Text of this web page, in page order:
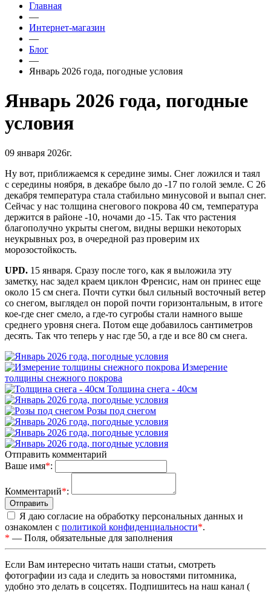
Главная
—
Интернет-магазин
—
Блог
—
Январь 2026 года, погодные условия
Январь 2026 года, погодные
условия
09 января 2026г.
Ну вот, приближаемся к середине зимы. Снег ложился и таял
с середины ноября, в декабре было до -17 по голой земле. С 26
декабря температура стала стабильно минусовой и выпал снег.
Сейчас у нас толщина снегового покрова 40 см, температура
держится в районе -10, ночами до -15. Так что растения
благополучно укрыты снегом, видны вершки некоторых
неукрывных роз, в очередной раз проверим их
морозостойкость.
UPD. 15 января. Сразу после того, как я выложила эту
заметку, нас задел краем циклон Френсис, нам он принес еще
около 15 см снега. Почти сутки был сильный восточный ветер
со снегом, выглядел он порой почти горизонтальным, в итоге
кое-где снег смело, а где-то сугробы стали намного выше
среднего уровня снега. Потом еще добавилось сантиметров
десять. Так что теперь у нас где 50, а где и все 80 см снега.
Измерение
толщины снежного покрова
Толщина снега - 40см
Розы под снегом
Отправить комментарий
Ваше имя*:
Комментарий*:
Я даю согласие на обработку персональных данных и
ознакомлен с политикой конфиденциальности*.
* — Поля, обязательные для заполнения
Если Вам интересно читать наши статьи, смотреть
фотографии из сада и следить за новостями питомника,
удобно это делать в соцсетях. Подпишитесь на наш канал (